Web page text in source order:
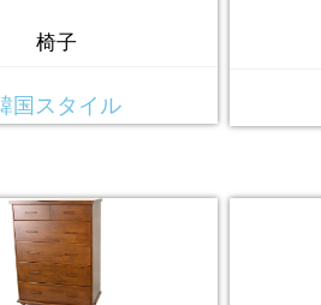
椅子
国スタイル